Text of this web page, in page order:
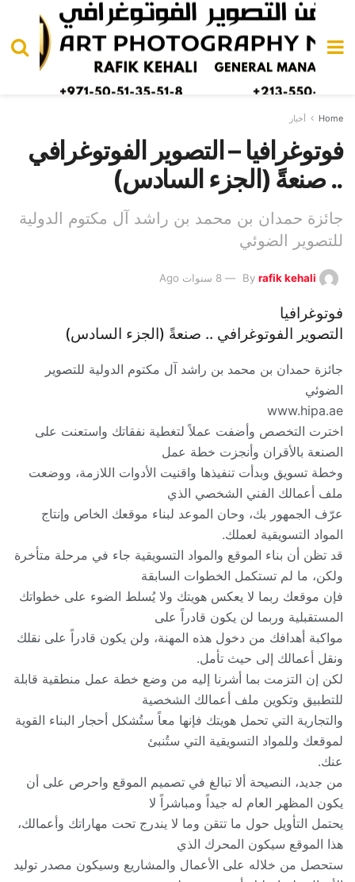
Home أخبار
فوتوغرافيا – التصوير الفوتوغرافي
.. صنعةً (الجزء السادس)
جائزة حمدان بن محمد بن راشد آل مكتوم الدولية
للتصوير الضوئي
By rafik kehali 8 سنوات Ago
فوتوغرافيا
التصوير الفوتوغرافي .. صنعةً (الجزء السادس)
جائزة حمدان بن محمد بن راشد آل مكتوم الدولية للتصوير
الضوئي
www.hipa.ae
اخترت التخصص وأضفت عملاً لتغطية نفقاتك واستعنت على
الصنعة بالأقران وأنجزت خطة عمل
وخطة تسويق وبدأت تنفيذها واقنيت الأدوات اللازمة، ووضعت
ملف أعمالك الفني الشخصي الذي
عرّف الجمهور بك، وحان الموعد لبناء موقعك الخاص وإنتاج
المواد التسويقية لعملك.
قد تظن أن بناء الموقع والمواد التسويقية جاء في مرحلة متأخرة
ولكن، ما لم تستكمل الخطوات السابقة
فإن موقعك ربما لا يعكس هويتك ولا يُسلط الضوء على خطواتك
المستقبلية وربما لن يكون قادراً على
مواكبة أهدافك من دخول هذه المهنة، ولن يكون قادراً على نقلك
ونقل أعمالك إلى حيث تأمل.
لكن إن التزمت بما أشرنا إليه من وضع خطة عمل منطقية قابلة
للتطبيق وتكوين ملف أعمالك الشخصية
والتجارية التي تحمل هويتك فإنها معاً ستُشكل أحجار البناء القوية
لموقعك وللمواد التسويقية التي ستُنبئ
عنك.
من جديد، النصيحة ألا تبالغ في تصميم الموقع واحرص على أن
يكون المظهر العام له جيداً ومباشراً لا
يحتمل التأويل حول ما تتقن وما لا يندرج تحت مهاراتك وأعمالك،
هذا الموقع سيكون المحرك الذي
ستحصل من خلاله على الأعمال والمشاريع وسيكون مصدر توليد